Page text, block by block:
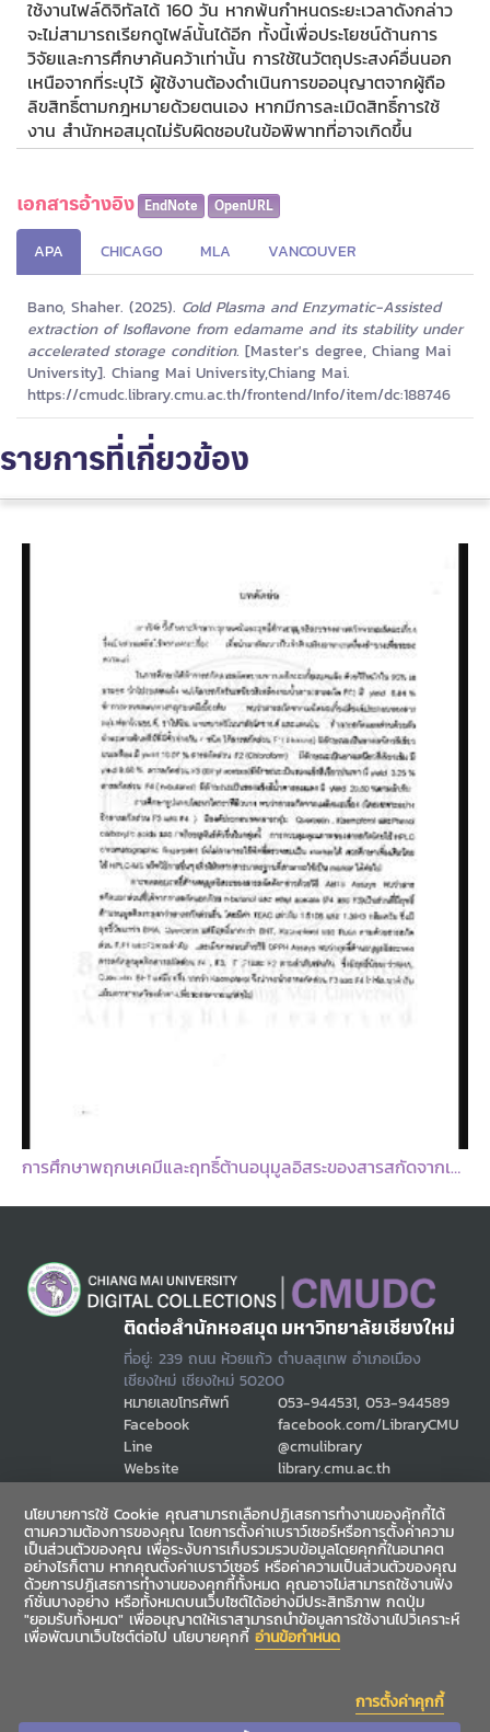
ใช้งานไฟล์ดิจิทัลได้ 160 วัน หากพ้นกำหนดระยะเวลาดังกล่าว
จะไม่สามารถเรียกดูไฟล์นั้นได้อีก ทั้งนี้เพื่อประโยชน์ด้านการ
วิจัยและการศึกษาค้นคว้าเท่านั้น การใช้ในวัตถุประสงค์อื่นนอก
เหนือจากที่ระบุไว้ ผู้ใช้งานต้องดำเนินการขออนุญาตจากผู้ถือ
ลิขสิทธิ์ตามกฎหมายด้วยตนเอง หากมีการละเมิดสิทธิ์การใช้
งาน สำนักหอสมุดไม่รับผิดชอบในข้อพิพาทที่อาจเกิดขึ้น
เอกสารอ้างอิง EndNote OpenURL
APA CHICAGO MLA VANCOUVER
Bano, Shaher. (2025). Cold Plasma and Enzymatic-Assisted
extraction of Isoflavone from edamame and its stability under
accelerated storage condition. [Master's degree, Chiang Mai
University]. Chiang Mai University,Chiang Mai.
https://cmudc.library.cmu.ac.th/frontend/Info/item/dc:188746
รายการที่เกี่ยวข้อง
ติดต่อสำนักหอสมุด มหาวิทยาลัยเชียงใหม่
ที่อยู่: 239 ถนน ห้วยแก้ว ตำบลสุเทพ อำเภอเมือง
เชียงใหม่ เชียงใหม่ 50200
หมายเลขโทรศัพท์ 053-944531, 053-944589
Facebook
facebook.com/LibraryCMU
Line
@cmulibrary
Website
library.cmu.ac.th
ช่องทางสื่อสาร
นโยบายการใช้ Cookie คุณสามารถเลือกปฏิเสธการทำงานของคุ้กกี้ได้
ตามความต้องการของคุณ โดยการตั้งค่าเบราว์เซอร์หรือการตั้งค่าความ
เป็นส่วนตัวของคุณ เพื่อระงับการเก็บรวมรวบข้อมูลโดยคุกกี้ในอนาคต
อย่างไรก็ตาม หากคุณตั้งค่าเบราว์เซอร์ หรือค่าความเป็นส่วนตัวของคุณ
ด้วยการปฎิเสธการทำงานของคุกกี้ทั้งหมด คุณอาจไม่สามารถใช้งานฟัง
ก์ชั่นบางอย่าง หรือทั้งหมดบนเว็บไซต์ได้อย่างมีประสิทธิภาพ กดปุ่ม
"ยอมรับทั้งหมด" เพื่ออนุญาตให้เราสามารถนำข้อมูลการใช้งานไปวิเคราะห์
เพื่อพัฒนาเว็บไซต์ต่อไป นโยบายคุกกี้อ่านข้อกำหนด
การตั้งค่าคุกกี้